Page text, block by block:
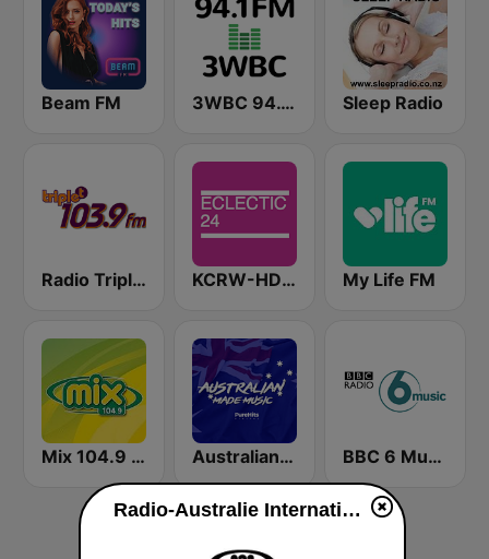
Beam FM 3WBC 94.1 FM Sleep Radio
Radio Triple T 103.9 FM KCRW-HD2 Eclectic 24 My Life FM
Mix 104.9 FM Australian Made Music BBC 6 Music
Radio-Australie International live